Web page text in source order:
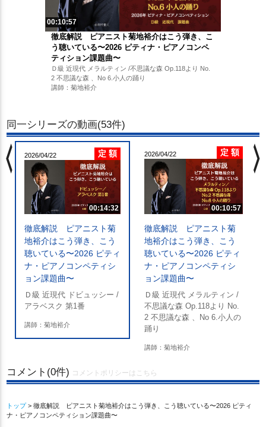
00:10:57
徹底解説 ピアニスト菊地裕介はこう弾き、こ
う聴いている〜2026 ピティナ・ピアノコンペ
ティション課題曲〜
Ｄ級 近現代 メラルティン /不思議な森 Op.118より No.
2 不思議な森 、No 6.小人の踊り
講師：菊地裕介
同一シリーズの動画(53件)
2026/04/22 定 額
00:14:32
徹底解説 ピアニスト菊
地裕介はこう弾き、こう
聴いている〜2026 ピティ
ナ・ピアノコンペティシ
ョン課題曲〜
Ｄ級 近現代 ドビュッシー /
アラベスク 第1番
講師：菊地裕介
2026/04/22 定 額
00:10:57
徹底解説 ピアニスト菊
地裕介はこう弾き、こう
聴いている〜2026 ピティ
ナ・ピアノコンペティシ
ョン課題曲〜
Ｄ級 近現代 メラルティン /
不思議な森 Op.118より No.
2 不思議な森 、No 6.小人の
踊り
講師：菊地裕介
chevron_left chevron_right
コメント(0件) コメントポリシーはこちら
トップ> 徹底解説 ピアニスト菊地裕介はこう弾き、こう聴いている〜2026 ピティ
ナ・ピアノコンペティション課題曲〜